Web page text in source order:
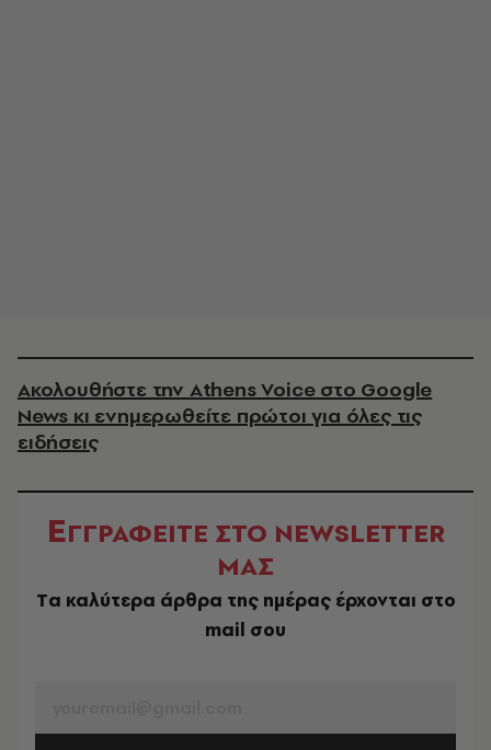
Ακολουθήστε την Athens Voice στο Google
News κι ενημερωθείτε πρώτοι για όλες τις
ειδήσεις
ΕΓΓΡΑΦΕΙΤΕ ΣΤΟ NEWSLETTER
ΜΑΣ
Tα καλύτερα άρθρα της ημέρας έρχονται στο
mail σου